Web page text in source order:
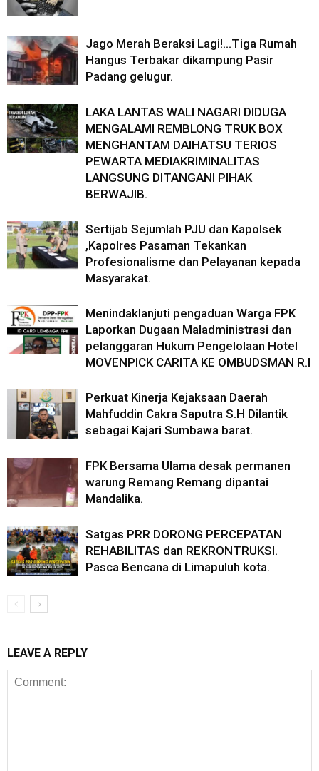
Jago Merah Beraksi Lagi!…Tiga Rumah
Hangus Terbakar dikampung Pasir
Padang gelugur.
LAKA LANTAS WALI NAGARI DIDUGA
MENGALAMI REMBLONG TRUK BOX
MENGHANTAM DAIHATSU TERIOS
PEWARTA MEDIAKRIMINALITAS
LANGSUNG DITANGANI PIHAK
BERWAJIB.
Sertijab Sejumlah PJU dan Kapolsek
,Kapolres Pasaman Tekankan
Profesionalisme dan Pelayanan kepada
Masyarakat.
Menindaklanjuti pengaduan Warga FPK
Laporkan Dugaan Maladministrasi dan
pelanggaran Hukum Pengelolaan Hotel
MOVENPICK CARITA KE OMBUDSMAN R.I
Perkuat Kinerja Kejaksaan Daerah
Mahfuddin Cakra Saputra S.H Dilantik
sebagai Kajari Sumbawa barat.
FPK Bersama Ulama desak permanen
warung Remang Remang dipantai
Mandalika.
Satgas PRR DORONG PERCEPATAN
REHABILITAS dan REKRONTRUKSI.
Pasca Bencana di Limapuluh kota.
LEAVE A REPLY